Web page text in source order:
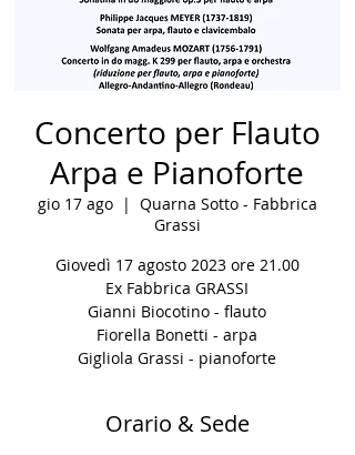
Concerto per Flauto
Arpa e Pianoforte
gio 17 ago
  |
Quarna Sotto - Fabbrica
Grassi
Giovedì 17 agosto 2023 ore 21.00
Ex Fabbrica GRASSI
Gianni Biocotino - flauto
Fiorella Bonetti - arpa
Orario & Sede